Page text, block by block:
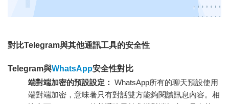
對比Telegram與其他通訊工具的安全性
Telegram與WhatsApp安全性對比
端對端加密的預設設定： WhatsApp所有的聊天預設使用
端對端加密，意味著只有對話雙方能夠閱讀訊息內容。相